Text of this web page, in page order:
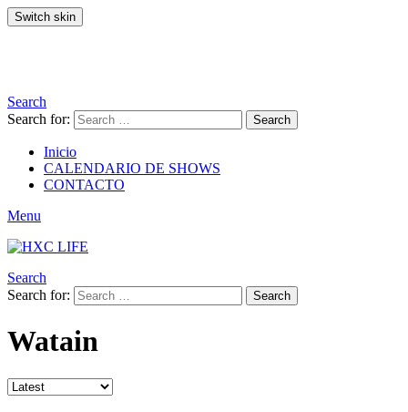
Switch skin
Search
Search for:
Search
Inicio
CALENDARIO DE SHOWS
CONTACTO
Menu
Search
Search for:
Search
Watain